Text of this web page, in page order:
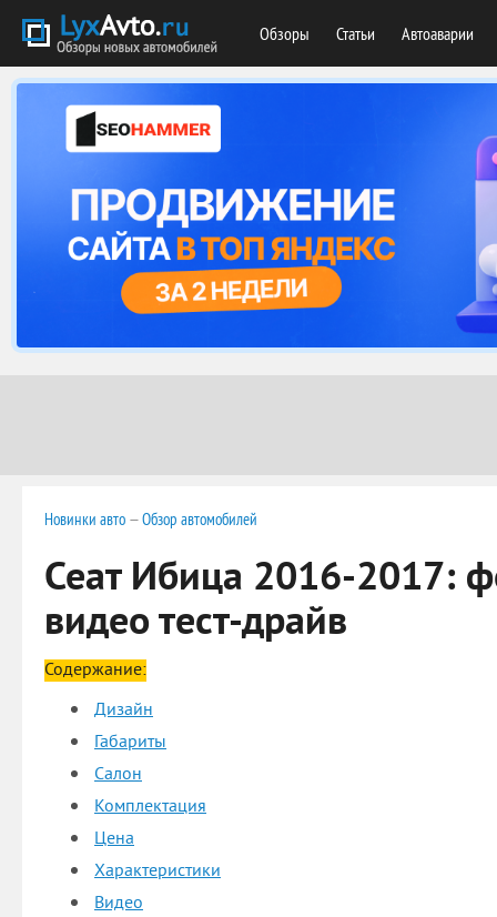
Обзоры Статьи Автоаварии
Новинки авто —Обзор автомобилей
Сеат Ибица 2016-2017:
видео тест-драйв
Содержание:
Дизайн
Габариты
Салон
Комплектация
Цена
Характеристики
Видео